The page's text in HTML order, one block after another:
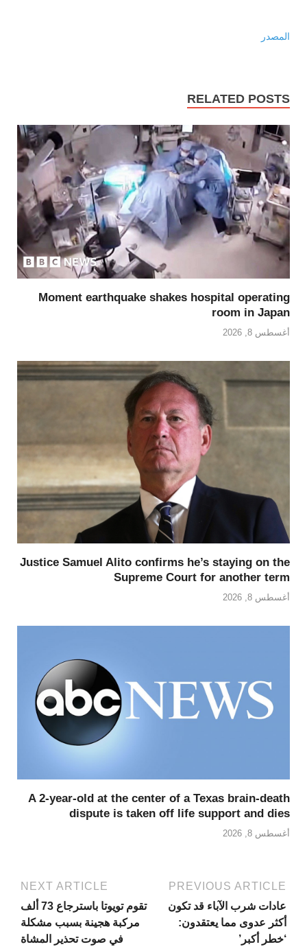
المصدر
RELATED POSTS
Moment earthquake shakes hospital operating
room in Japan
أغسطس 8, 2026
Justice Samuel Alito confirms he’s staying on the
Supreme Court for another term
أغسطس 8, 2026
A 2-year-old at the center of a Texas brain-death
dispute is taken off life support and dies
أغسطس 8, 2026
PREVIOUS ARTICLE
عادات شرب الآباء قد تكون
أكثر عدوى مما يعتقدون:
‘خطر أكبر’
NEXT ARTICLE
تقوم تويوتا باسترجاع 73 ألف
مركبة هجينة بسبب مشكلة
في صوت تحذير المشاة